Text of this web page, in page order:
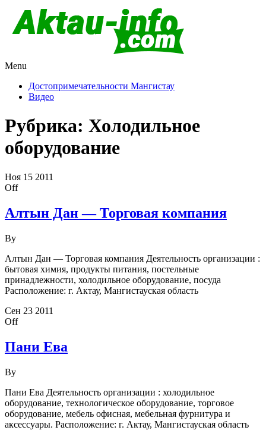
Казахстан
Menu
Достопримечательности Мангистау
Видео
Рубрика: Холодильное
оборудование
Ноя 15 2011
Off
Алтын Дан — Торговая компания
By
Алтын Дан — Торговая компания Деятельность организации :
бытовая химия, продукты питания, постельные
принадлежности, холодильное оборудование, посуда
Расположение: г. Актау, Мангистауская область
Сен 23 2011
Off
Пани Ева
By
Пани Ева Деятельность организации : холодильное
оборудование, технологическое оборудование, торговое
оборудование, мебель офисная, мебельная фурнитура и
аксессуары. Расположение: г. Актау, Мангистауская область